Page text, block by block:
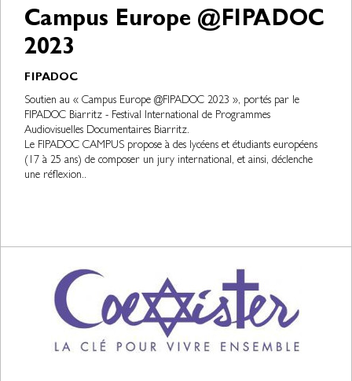
Campus Europe @FIPADOC
2023
FIPADOC
Soutien au « Campus Europe @FIPADOC 2023 », portés par le
FIPADOC Biarritz - Festival International de Programmes
Audiovisuelles Documentaires Biarritz.
Le FIPADOC CAMPUS propose à des lycéens et étudiants européens
(17 à 25 ans) de composer un jury international, et ainsi, déclenche
une réflexion..